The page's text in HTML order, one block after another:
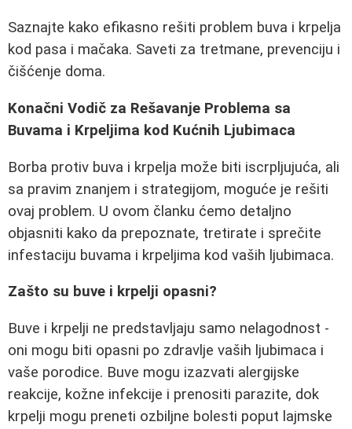
Saznajte kako efikasno rešiti problem buva i krpelja
kod pasa i mačaka. Saveti za tretmane, prevenciju i
čišćenje doma.
Konačni Vodič za Rešavanje Problema sa
Buvama i Krpeljima kod Kućnih Ljubimaca
Borba protiv buva i krpelja može biti iscrpljujuća, ali
sa pravim znanjem i strategijom, moguće je rešiti
ovaj problem. U ovom članku ćemo detaljno
objasniti kako da prepoznate, tretirate i sprečite
infestaciju buvama i krpeljima kod vaših ljubimaca.
Zašto su buve i krpelji opasni?
Buve i krpelji ne predstavljaju samo nelagodnost -
oni mogu biti opasni po zdravlje vaših ljubimaca i
vaše porodice. Buve mogu izazvati alergijske
reakcije, kožne infekcije i prenositi parazite, dok
krpelji mogu preneti ozbiljne bolesti poput lajmske